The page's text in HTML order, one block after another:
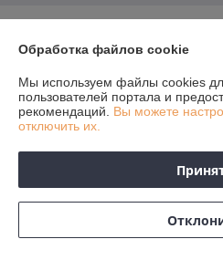
Доставка и оплата
График работы
Политика обработки cookies
Обработка файлов cookie
Мы используем файлы cookies
пользователей портала и
рекомендаций. Вы можете
отключить их.